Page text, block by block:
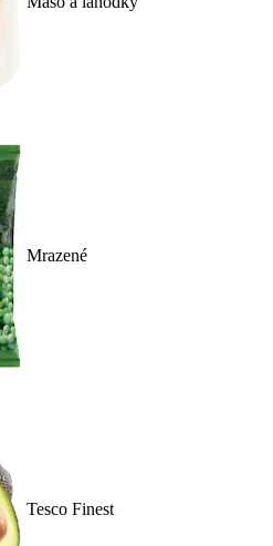
Mrazené
Tesco Finest